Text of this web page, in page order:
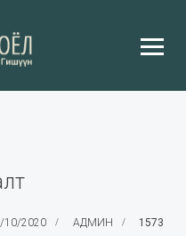
10/2020 АДМИН 1573